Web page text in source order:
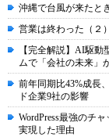
沖縄で台風が来たと
営業は終わった（２
【完全解説】AI駆
ムで「会社の未来」
前年同期比43%成長
ド企業9社の影響
WordPress最強のチ
実現した理由